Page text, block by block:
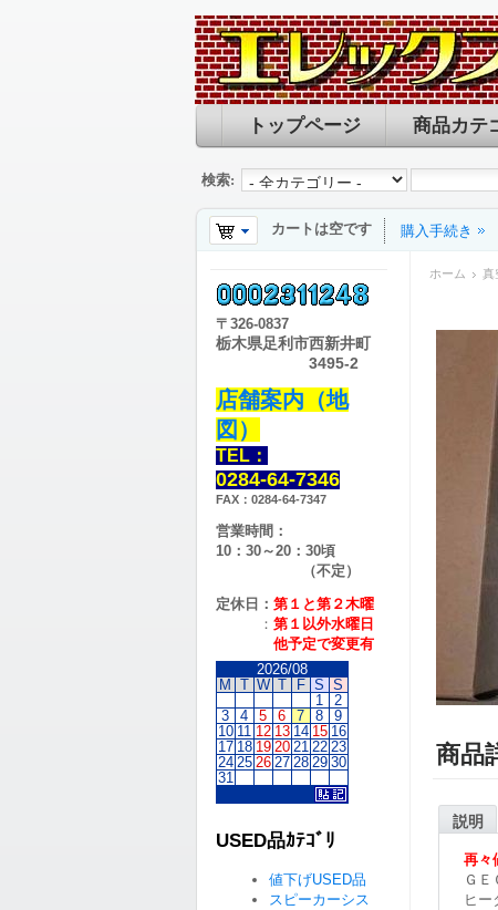
トップページ 商品カテ
検索:
カートは空です 購入手続き
ホーム 真
商品
説明
再々
ＧＥ
ヒー
〒 326-0837
栃木県足利市西新井町
3495-2
店舗案内（地
図）
TEL：
0284-64-7346
FAX：0284-64-7347
営業時間：
10：30～20：30頃
（不定）
定休日： 第１と第２木曜
： 第１以外水曜日
他予定で変更有
2026/08
M
T W T F S S
1
2
3
4 5 6 7 8
9
10 11 12 13 14 15 16
17 18 19 20 21 22 23
24 25 26 27 28 29 30
31
USED品ｶﾃｺﾞﾘ
値下げUSED品
スピーカーシス